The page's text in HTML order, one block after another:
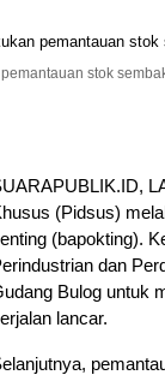
stok
(Pidsus)
(bapokting).
dan
Bulog untuk
lancar.